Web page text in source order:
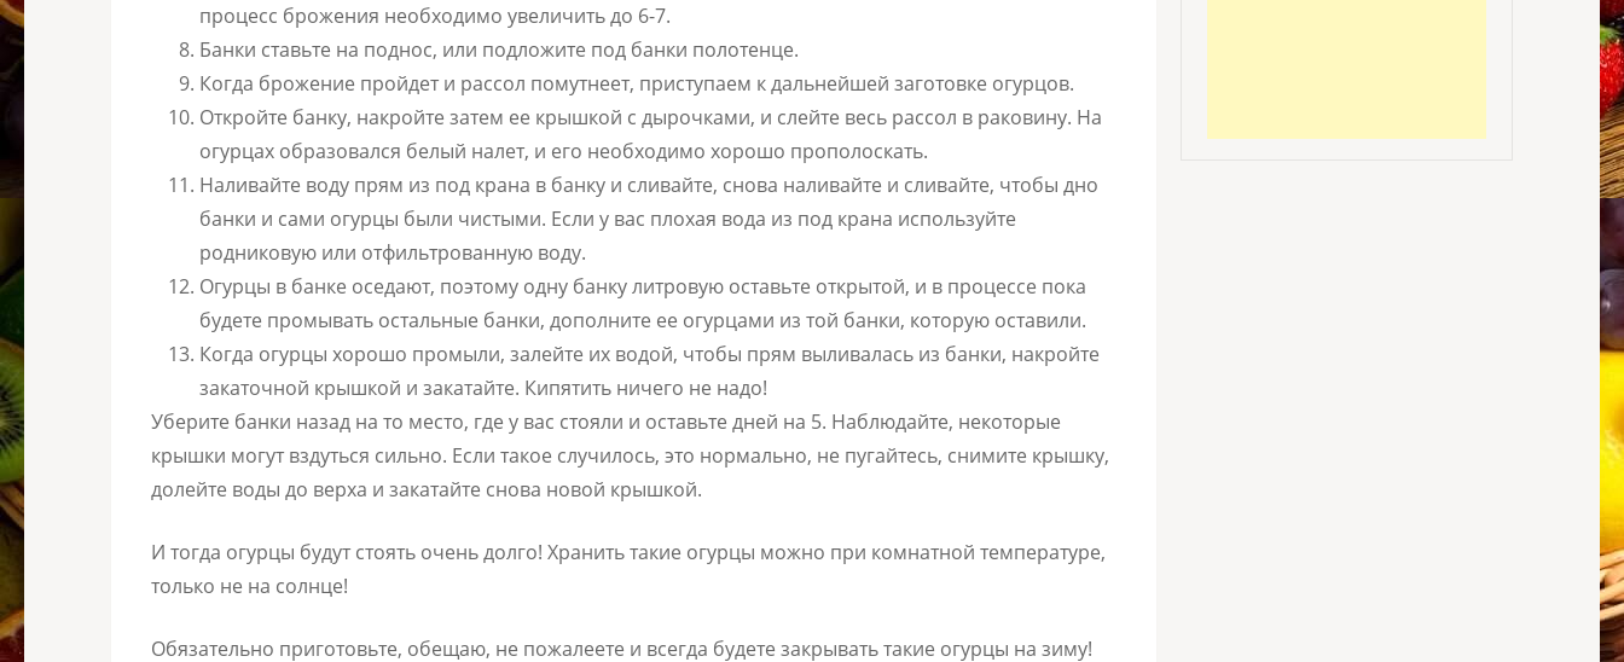
процесс брожения необходимо увеличить до 6-7.
Банки ставьте на поднос, или подложите под банки полотенце.
Когда брожение пройдет и рассол помутнеет, приступаем к дальнейшей заготовке огурцов.
Откройте банку, накройте затем ее крышкой с дырочками, и слейте весь рассол в раковину. На
огурцах образовался белый налет, и его необходимо хорошо прополоскать.
Наливайте воду прям из под крана в банку и сливайте, снова наливайте и сливайте, чтобы дно
банки и сами огурцы были чистыми. Если у вас плохая вода из под крана используйте
родниковую или отфильтрованную воду.
Огурцы в банке оседают, поэтому одну банку литровую оставьте открытой, и в процессе пока
будете промывать остальные банки, дополните ее огурцами из той банки, которую оставили.
Когда огурцы хорошо промыли, залейте их водой, чтобы прям выливалась из банки, накройте
закаточной крышкой и закатайте. Кипятить ничего не надо!
Уберите банки назад на то место, где у вас стояли и оставьте дней на 5. Наблюдайте, некоторые
крышки могут вздуться сильно. Если такое случилось, это нормально, не пугайтесь, снимите крышку,
долейте воды до верха и закатайте снова новой крышкой.
И тогда огурцы будут стоять очень долго! Хранить такие огурцы можно при комнатной температуре,
только не на солнце!
Обязательно приготовьте, обещаю, не пожалеете и всегда будете закрывать такие огурцы на зиму!